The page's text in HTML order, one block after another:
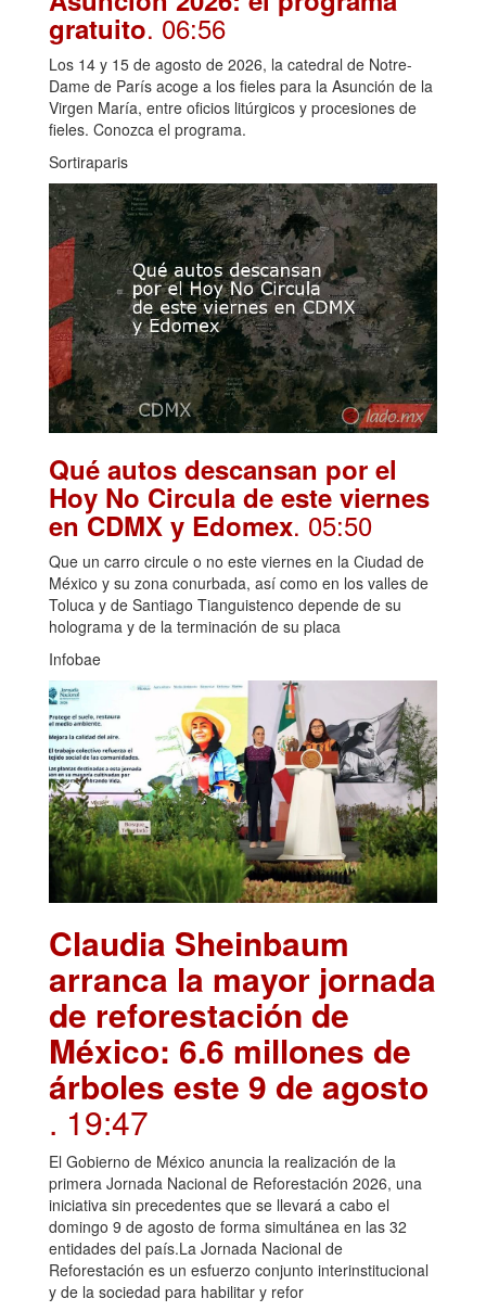
gratuito. 06:56
Los 14 y 15 de agosto de 2026, la catedral de Notre-
Dame de París acoge a los fieles para la Asunción de la
Virgen María, entre oficios litúrgicos y procesiones de
fieles. Conozca el programa.
Sortiraparis
Qué autos descansan por el
Hoy No Circula de este viernes
en CDMX y Edomex. 05:50
Que un carro circule o no este viernes en la Ciudad de
México y su zona conurbada, así como en los valles de
Toluca y de Santiago Tianguistenco depende de su
holograma y de la terminación de su placa
Infobae
Claudia Sheinbaum
arranca la mayor jornada
de reforestación de
México: 6.6 millones de
árboles este 9 de agosto
. 19:47
El Gobierno de México anuncia la realización de la
primera Jornada Nacional de Reforestación 2026, una
iniciativa sin precedentes que se llevará a cabo el
domingo 9 de agosto de forma simultánea en las 32
entidades del país.La Jornada Nacional de
Reforestación es un esfuerzo conjunto interinstitucional
y de la sociedad para habilitar y refor